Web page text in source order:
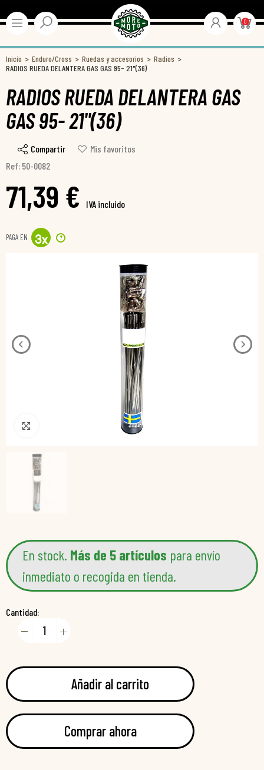
0
Inicio Enduro/Cross Ruedas y accesorios
Radios
RADIOS RUEDA DELANTERA GAS GAS 95- 21"(36)
RADIOS RUEDA DELANTERA GAS
GAS 95- 21"(36)
Compartir
Mis favoritos
Ref: 50-0082
71,39 € IVA incluido
PAGA EN 3x ?
Pincha para agrandar
En stock. Más de 5 artículos para envío
inmediato o recogida en tienda.
Cantidad:
Añadir al carrito
Comprar ahora